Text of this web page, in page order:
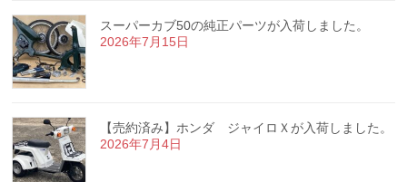
スーパーカブ50の純正パーツが入荷しました。
2026年7月15日
【売約済み】ホンダ ジャイロＸが入荷しました。
2026年7月4日